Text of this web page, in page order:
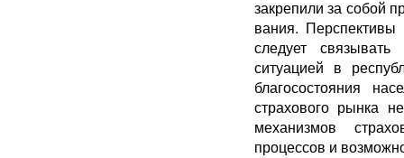
закрепили за собой
вания. Перспективы
сле­дует связывать
ситуацией в
благосостояния
страхового рынка
механизмов
процессов и